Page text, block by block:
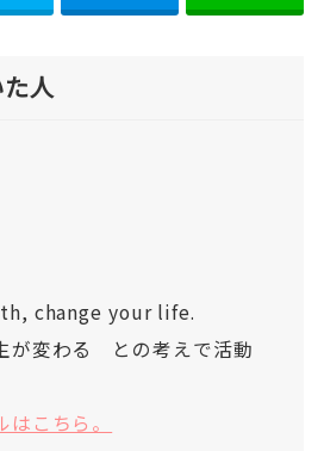
人
change your life.
が変わる との考えで活動
こちら。